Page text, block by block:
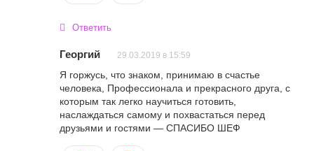
Ответить
Георгий 29.03.2019 в 15:59
Я горжусь, что знаком, принимаю в счастье
человека, Профессионала и прекрасного друга, с
которым так легко научиться готовить,
наслаждаться самому и похвастаться перед
друзьями и гостями — СПАСИБО ШЕФ